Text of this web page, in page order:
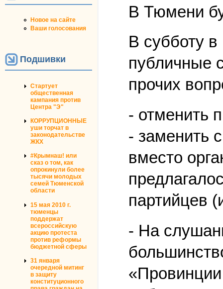
Новое на сайте
Ваши голосования
Подшивки
Стартует
общественная
кампания против
Центра "Э"
КОРРУПЦИОННЫЕ
уши торчат в
законодательстве
ЖКХ
#Крымнаш! или
сказ о том, как
опрокинули более
тысячи молодых
семей Тюменской
области
15 мая 2010 г.
тюменцы
поддержат
всероссийскую
акцию протеста
против реформы
бюджетной сферы
31 января
очередной митинг
в защиту
конституционного
В Тюмени
В субботу
публичные
прочих
- отменить
- заменить
вместо
партийцев
- На